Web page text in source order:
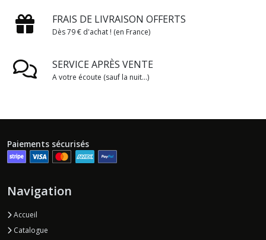
FRAIS DE LIVRAISON OFFERTS
Dès 79 € d'achat ! (en France)
SERVICE APRÈS VENTE
A votre écoute (sauf la nuit...)
Paiements sécurisés
Navigation
Accueil
Catalogue